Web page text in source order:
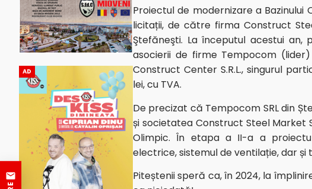
AD
Proiectul de modernizare a
licitații, de către firma Construct
Ştefăneşti. La începutul acestui
asocierii de firme Tempocom (lider)
Construct Center S.R.L., singurul
lei, cu TVA.
De precizat că Tempocom SRL din
și societatea Construct Steel Market
Olimpic. În etapa a II-a a
electrice, sistemul de ventilație, dar și
Piteștenii speră ca, în 2024, la